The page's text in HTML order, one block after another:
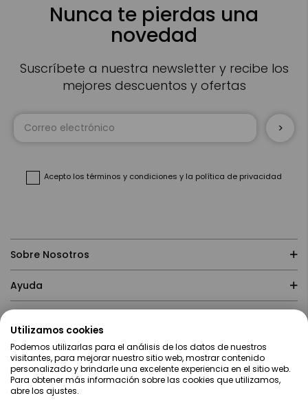
Nunca te pierdas una
novedad
Suscríbete a nuestra newsletter y recibe los
mejores descuentos y ofertas
Inscríbase
Acepto los términos y condiciones y la política de privacidad
Sobre Nosotros
Ayuda
Contacto
Utilizamos cookies
Podemos utilizarlas para el análisis de los datos de nuestros
visitantes, para mejorar nuestro sitio web, mostrar contenido
personalizado y brindarle una excelente experiencia en el sitio web.
Para obtener más información sobre las cookies que utilizamos,
abre los ajustes.